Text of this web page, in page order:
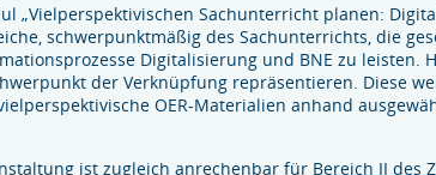
„Vielperspektivischen Sachunterricht planen:
schwerpunktmäßig des Sachunterrichts, die
Digitalisierung und BNE zu
der Verknüpfung repräsentieren. Diese
OER-Materialien anhand
ist zugleich anrechenbar für Bereich II des